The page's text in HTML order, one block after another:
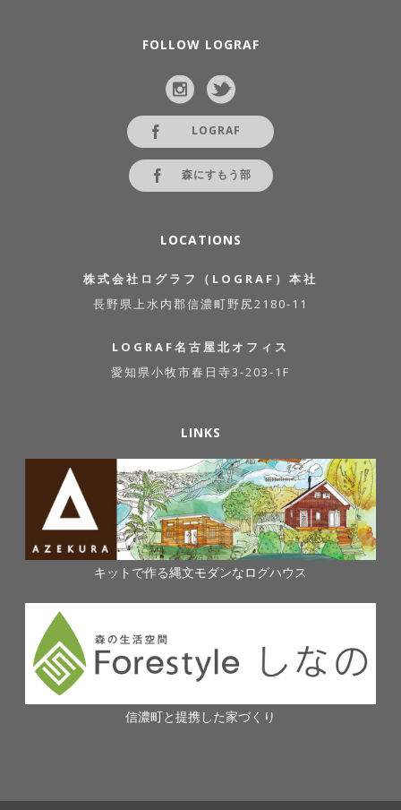
FOLLOW LOGRAF
LOGRAF
森にすもう部
LOCATIONS
株式会社ログラフ（LOGRAF）本社
長野県上水内郡信濃町野尻2180-11
LOGRAF名古屋北オフィス
愛知県小牧市春日寺3-203-1F
LINKS
キットで作る縄文モダンなログハウス
信濃町と提携した家づくり